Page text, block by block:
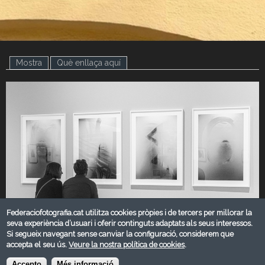
Mostra (pestanya activa)
Què enllaça aquí
MARÇ 2025
Federaciofotografia.cat utilitza cookies pròpies i de tercers per millorar la
seva experiència d’usuari i oferir continguts adaptats als seus interessos.
Si segueix navegant sense canviar la configuració, considerem que
accepta el seu ús.Veure la nostra política de cookies.